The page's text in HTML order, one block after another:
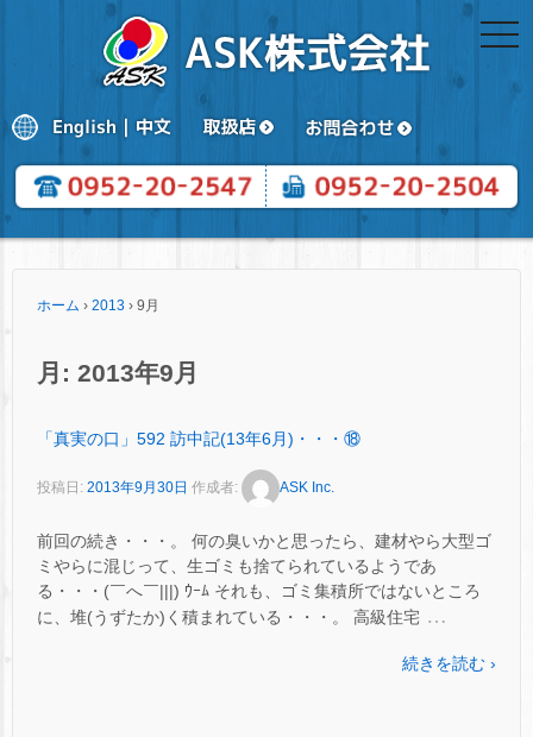
ホーム › 2013 › 9月
月: 2013年9月
「真実の口」592 訪中記(13年6月)・・・⑱
投稿日: 2013年9月30日 作成者: ASK Inc.
前回の続き・・・。 何の臭いかと思ったら、建材やら大型ゴ
ミやらに混じって、生ゴミも捨てられているようであ
る・・・(￣へ￣|||) ｳｰﾑ それも、ゴミ集積所ではないところ
に、堆(うずたか)く積まれている・・・。 高級住宅 …
続きを読む ›